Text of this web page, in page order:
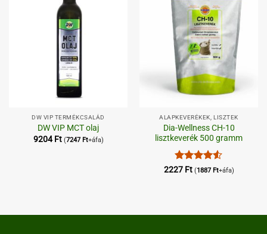
DW VIP TERMÉKCSALÁD
DW VIP MCT olaj
9204Ft (7247 Ft+áfa)
ALAPKEVERÉKEK, LISZTEK
Dia-Wellness CH-10
lisztkeverék 500 gramm
Értékelés:
2227 Ft (1887 Ft+áfa)